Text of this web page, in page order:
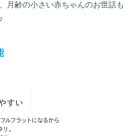
月齢の小さい赤ちゃんのお世話も